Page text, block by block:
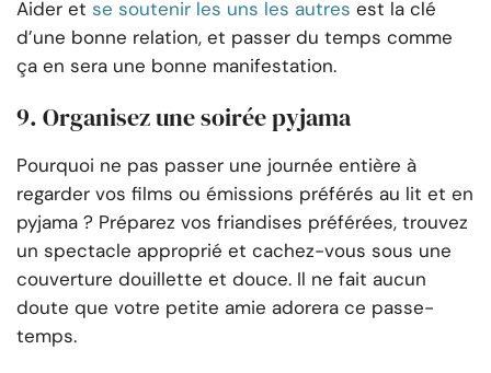
Aider et se soutenir les uns les autres est la clé
d’une bonne relation, et passer du temps comme
ça en sera une bonne manifestation.
9. Organisez une soirée pyjama
Pourquoi ne pas passer une journée entière à
regarder vos films ou émissions préférés au lit et en
pyjama ? Préparez vos friandises préférées, trouvez
un spectacle approprié et cachez-vous sous une
couverture douillette et douce. Il ne fait aucun
doute que votre petite amie adorera ce passe-
temps.